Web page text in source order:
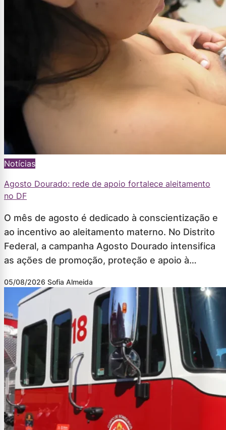
Notícias
Agosto Dourado: rede de apoio fortalece aleitamento
no DF
O mês de agosto é dedicado à conscientização e
ao incentivo ao aleitamento materno. No Distrito
Federal, a campanha Agosto Dourado intensifica
as ações de promoção, proteção e apoio à…
05/08/2026 Sofia Almeida